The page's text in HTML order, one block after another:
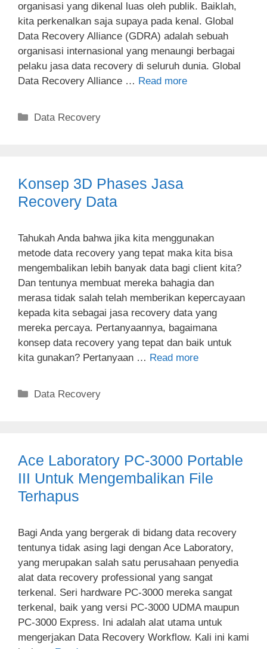
organisasi yang dikenal luas oleh publik. Baiklah,
kita perkenalkan saja supaya pada kenal. Global
Data Recovery Alliance (GDRA) adalah sebuah
organisasi internasional yang menaungi berbagai
pelaku jasa data recovery di seluruh dunia. Global
Data Recovery Alliance … Read more
Categories
Data Recovery
Konsep 3D Phases Jasa
Recovery Data
Tahukah Anda bahwa jika kita menggunakan
metode data recovery yang tepat maka kita bisa
mengembalikan lebih banyak data bagi client kita?
Dan tentunya membuat mereka bahagia dan
merasa tidak salah telah memberikan kepercayaan
kepada kita sebagai jasa recovery data yang
mereka percaya. Pertanyaannya, bagaimana
konsep data recovery yang tepat dan baik untuk
kita gunakan? Pertanyaan … Read more
Categories
Data Recovery
Ace Laboratory PC-3000 Portable
III Untuk Mengembalikan File
Terhapus
Bagi Anda yang bergerak di bidang data recovery
tentunya tidak asing lagi dengan Ace Laboratory,
yang merupakan salah satu perusahaan penyedia
alat data recovery professional yang sangat
terkenal. Seri hardware PC-3000 mereka sangat
terkenal, baik yang versi PC-3000 UDMA maupun
PC-3000 Express. Ini adalah alat utama untuk
mengerjakan Data Recovery Workflow. Kali ini kami